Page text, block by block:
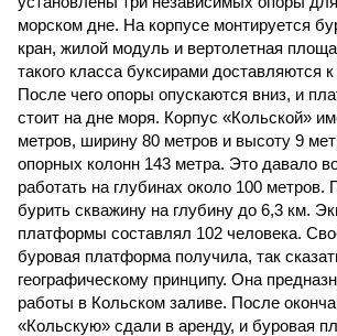
морском дне. На корпусе монтируется
кран, жилой модуль и вертолетная
такого класса буксирами доставляются
После чего опоры опускаются вниз, и
стоит на дне моря. Корпус «Кольской»
метров, ширину 80 метров и высоту 9
опорных колонн 143 метра. Это давало
работать на глубинах около 100
бурить скважину на глубину до 6,3 км.
платформы составлял 102 человека.
буровая платформа получила, так
географическому принципу. Она
работы в Кольском заливе. После
«Кольскую» сдали в аренду, и буровая